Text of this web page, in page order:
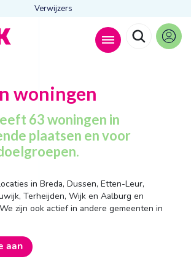
Verwijzers
ook
woningen
63 woningen in
plaatsen en voor
in Breda, Dussen, Etten-Leur,
Terheijden, Wijk en Aalburg en
zijn ook actief in andere gemeenten in
aan